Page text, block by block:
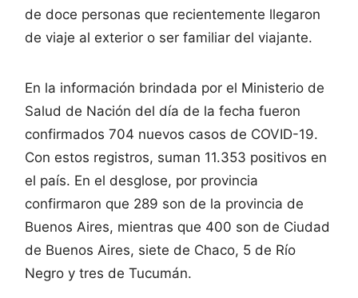
de doce personas que recientemente llegaron
de viaje al exterior o ser familiar del viajante.
En la información brindada por el Ministerio de
Salud de Nación del día de la fecha fueron
confirmados 704 nuevos casos de COVID-19.
Con estos registros, suman 11.353 positivos en
el país. En el desglose, por provincia
confirmaron que 289 son de la provincia de
Buenos Aires, mientras que 400 son de Ciudad
de Buenos Aires, siete de Chaco, 5 de Río
Negro y tres de Tucumán.